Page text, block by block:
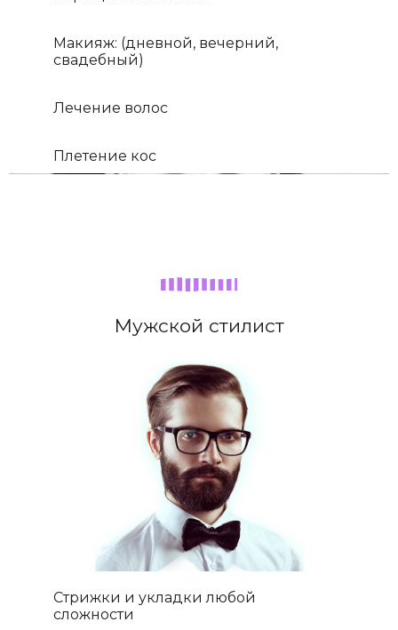
Макияж: (дневной, вечерний,
свадебный)
Лечение волос
Плетение кос
Мужской стилист
Стрижки и укладки любой
сложности